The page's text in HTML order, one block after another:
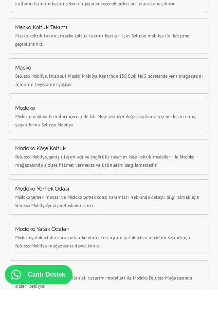
Canlı Destek
kullanıcıların dikkatini çeken en popüler seçeneklerden biri olarak öne çıkıyor
Masko Koltuk Takımı
Masko koltuk takımı, masko koltuk takımı fiyatları için Belusso mobilya ile iletişime
geçebilirsiniz.
Masko
Belusso Mobilya, İstanbul Masko Mobilya Kenti'nde 15B Blok No:5 adresinde yeni mağazasını
açmanın heyecanını yaşıyor.
Modoko
Modoko mobilya firmaları içerisinde İsli Meşe ve diğer doğal kaplama seçeneklerini en iyi
yapan firma Belusso Mobilya.
Modoko Köşe Koltuk
Belusso Mobilya, geniş ulaşım ağı ve öngörülü tasarım köşe koltuk modelleri ile Modoko
mağazasında sizlere hizmet vermekte ve ürünlerini sergilemektedir.
Modoko Yemek Odası
Modoko yemek masası ve Modoko yemek odası takımları hakkında detaylı bilgi almak için
Belusso Mobilya'yı ziyaret edebilirsiniz.
Modoko Yatak Odaları
Modoko yatak odaları arasından kendinize en uygun yatak odası modelini seçmek için
Belusso Mobilya mağazasına davetlisiniz.
Modoko Tv Ünitesi
Modoko tv ünitesi, şık ve kullanışlı tasarım modelleri ile Modoko Belusso Mağazasında
sizleri bekliyor.